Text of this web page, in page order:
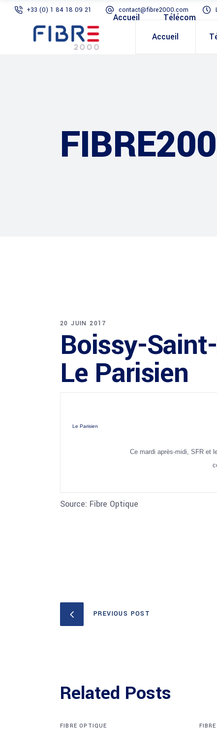
+33 (0) 1 84 18 09 21 contact@fibre2000.com
Accueil
Accueil Télécom
20 JUIN 2017
Boissy-
Le Parisien
Le Parisien
Ce mardi après-midi, SFR et
Source: Fibre Optique
PREVIOUS POST
Related Posts
FIBRE OPTIQUE